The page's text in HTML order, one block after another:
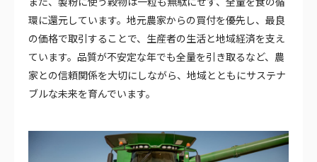
環に還元しています。地元農家からの買付を優先し、最良
の価格で取引することで、生産者の生活と地域経済を支え
ています。品質が不安定な年でも全量を引き取るなど、農
家との信頼関係を大切にしながら、地域とともにサステナ
ブルな未来を育んでいます。